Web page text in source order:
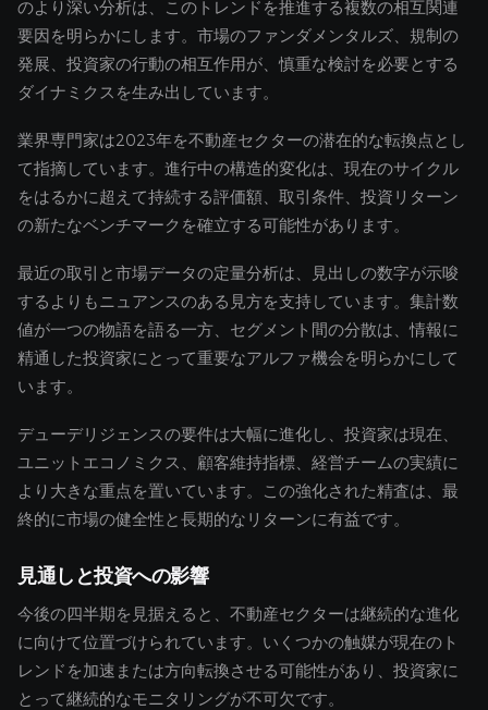
のより深い分析は、このトレンドを推進する複数の相互関連
要因を明らかにします。市場のファンダメンタルズ、規制の
発展、投資家の行動の相互作用が、慎重な検討を必要とする
ダイナミクスを生み出しています。
業界専門家は2023年を不動産セクターの潜在的な転換点とし
て指摘しています。進行中の構造的変化は、現在のサイクル
をはるかに超えて持続する評価額、取引条件、投資リターン
の新たなベンチマークを確立する可能性があります。
最近の取引と市場データの定量分析は、見出しの数字が示唆
するよりもニュアンスのある見方を支持しています。集計数
値が一つの物語を語る一方、セグメント間の分散は、情報に
精通した投資家にとって重要なアルファ機会を明らかにして
います。
デューデリジェンスの要件は大幅に進化し、投資家は現在、
ユニットエコノミクス、顧客維持指標、経営チームの実績に
より大きな重点を置いています。この強化された精査は、最
終的に市場の健全性と長期的なリターンに有益です。
見通しと投資への影響
今後の四半期を見据えると、不動産セクターは継続的な進化
に向けて位置づけられています。いくつかの触媒が現在のト
レンドを加速または方向転換させる可能性があり、投資家に
とって継続的なモニタリングが不可欠です。